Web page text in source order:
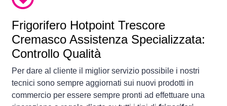
Frigorifero Hotpoint Trescore
Cremasco Assistenza Specializzata:
Controllo Qualità
Per dare al cliente il miglior servizio possibile i nostri
tecnici sono sempre aggiornati sui nuovi prodotti in
commercio per essere sempre pronti ad effettuare una